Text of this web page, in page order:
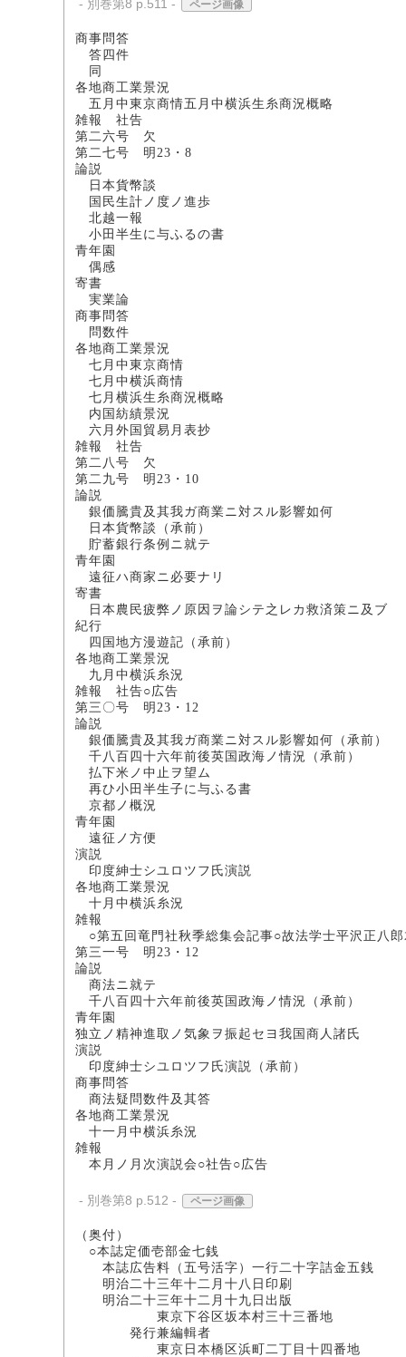
- 別巻第8 p.511 - ページ画像
商事問答
答四件
同 小
各地商工業景況
五月中東京商情五月中横浜生糸
雑報 社告
第二六号 欠
第二七号 明23・8
論説
日本貨幣談 文
国民生計ノ度ノ進歩
北越一報
小田半生に与ふるの
青年園
偶感 西
寄書
実業論 秋
商事問答
問数件 新
各地商工業景況
七月中東京商情
七月中横浜商情
七月横浜生糸商況概
内国紡績景況
六月外国貿易月表抄
雑報 社告
第二八号 欠
第二九号 明23・10
論説
銀価騰貴及其我ガ商業ニ
日本貨幣談（承前）
貯蓄銀行条例ニ
青年園
遠征ハ商家ニ必
寄書
日本農民疲弊ノ原因ヲ論シテ
紀行
四国地方漫遊記（
各地商工業景況
九月中横浜糸況 書
雑報 社告○広告
第三〇号 明23・12
論説
銀価騰貴及其我ガ商業ニ対ス
千八百四十六年前後英国政海ノ情況
払下米ノ中止
再ひ小田半生子に与ふ
京都ノ概況
青年園
遠征ノ方便
演説
印度紳士シユロツフ氏演説
各地商工業景況
十月中横浜糸況 書
雑報
○第五回竜門社秋季総集会記事○故法学士平沢正八
第三一号 明23・12
論説
商法ニ就テ 法学
千八百四十六年前後英国政海ノ情況
青年園
独立ノ精神進取ノ気象ヲ振起
演説
印度紳士シユロツフ氏演説（承前）
商事問答
商法疑問数件及其答
各地商工業景況
十一月中横浜糸況
雑報
本月ノ月次演説会○社告○広告
- 別巻第8 p.512 - ページ画像
（奥付）
○本誌定価壱部金七銭
本誌広告料（五号活字）一行二十字詰金五銭
明治二十三年十二月十八日印刷
明治二十三年十二月十九日出版
東京下谷区坂本村三十三番地
発行兼編輯者
東京日本橋区浜町二丁目十四番地